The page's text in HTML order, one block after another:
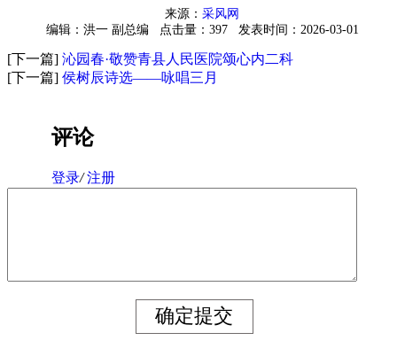
来源： 采风网
编辑：洪一 副总编
点击量：397 发表时间：2026-03-01
[下一篇] 沁园春·敬赞青县人民医院颂心内二科
[下一篇] 侯树辰诗选——咏唱三月
评论
登录/ 注册